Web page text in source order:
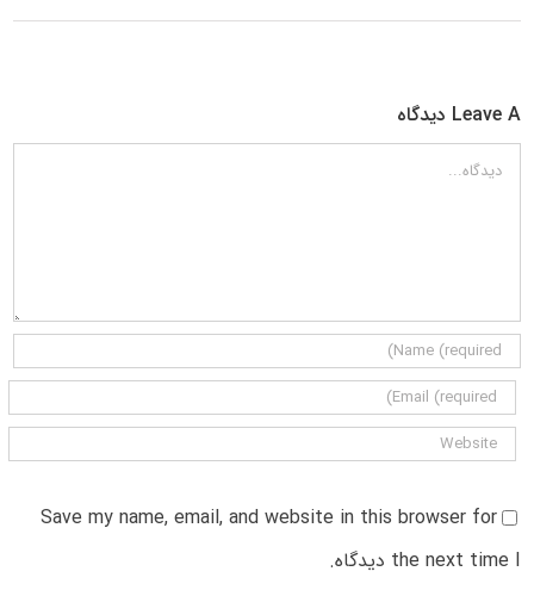
Leave A دیدگاه
دیدگاه
Save my name, email, and website in this browser for
the next time I دیدگاه.